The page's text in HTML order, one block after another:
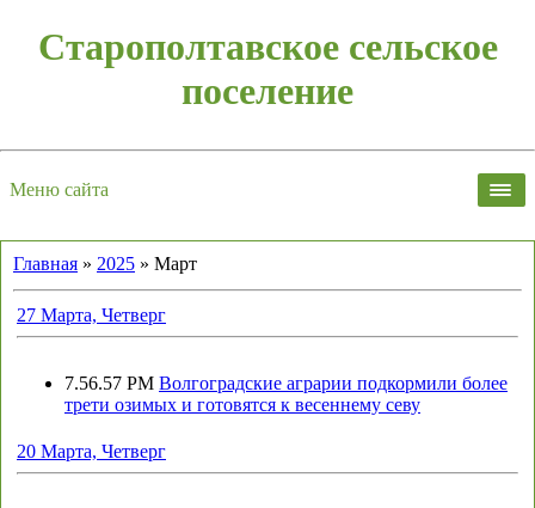
Старополтавское сельское
поселение
Меню сайта
Главная » 2025 » Март
27 Марта, Четверг
7.56.57 PM Волгоградские аграрии подкормили более
трети озимых и готовятся к весеннему севу
20 Марта, Четверг